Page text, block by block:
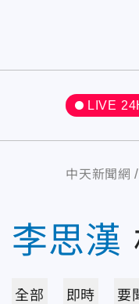
LIVE
中天新聞網
李思漢
全部 即時 要